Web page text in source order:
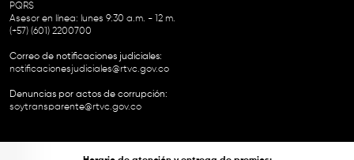
PQRS
Asesor en línea: lunes 9:30 a.m. - 12 m.
(+57) (601) 2200700
Correo de notificaciones judiciales:
notificacionesjudiciales@rtvc.gov.co
Denuncias por actos de corrupción:
soytransparente@rtvc.gov.co